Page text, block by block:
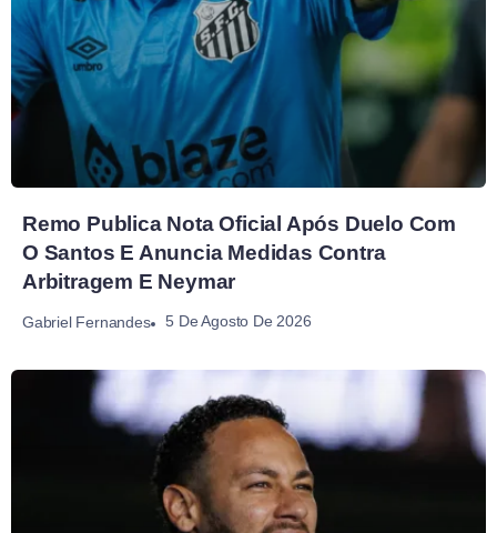
Remo Publica Nota Oficial Após Duelo Com
O Santos E Anuncia Medidas Contra
Arbitragem E Neymar
Gabriel Fernandes 5 De Agosto De 2026